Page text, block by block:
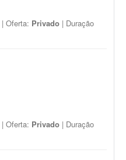
| Oferta: Privado | Duração
| Oferta: Privado | Duração